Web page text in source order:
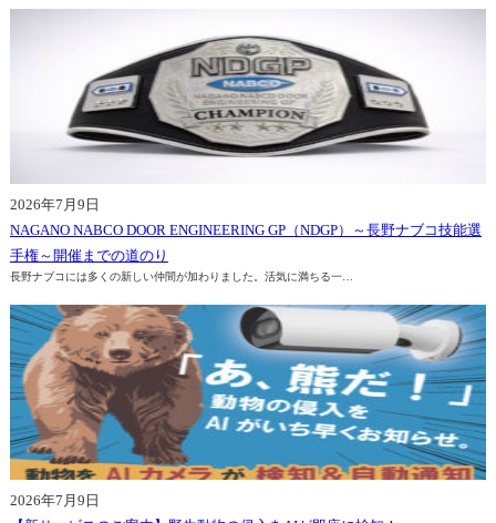
商業施設 老健施設
学校
集合住宅 医療関係施設
メンテナンス
2026年7月9日
NAGANO NABCO DOOR ENGINEERING GP（NDGP）～長野ナブコ技能選
手権～開催までの道のり
長野ナブコには多くの新しい仲間が加わりました。活気に満ちる一…
2026年7月9日